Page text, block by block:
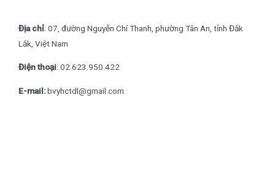
Địa chỉ: 07, đường Nguyễn Chí Thanh, phường Tân An, tỉnh Đắk
Lắk, Việt Nam
Điện thoại: 02.623.950.422
E-mail:bvyhctdl@gmail.com